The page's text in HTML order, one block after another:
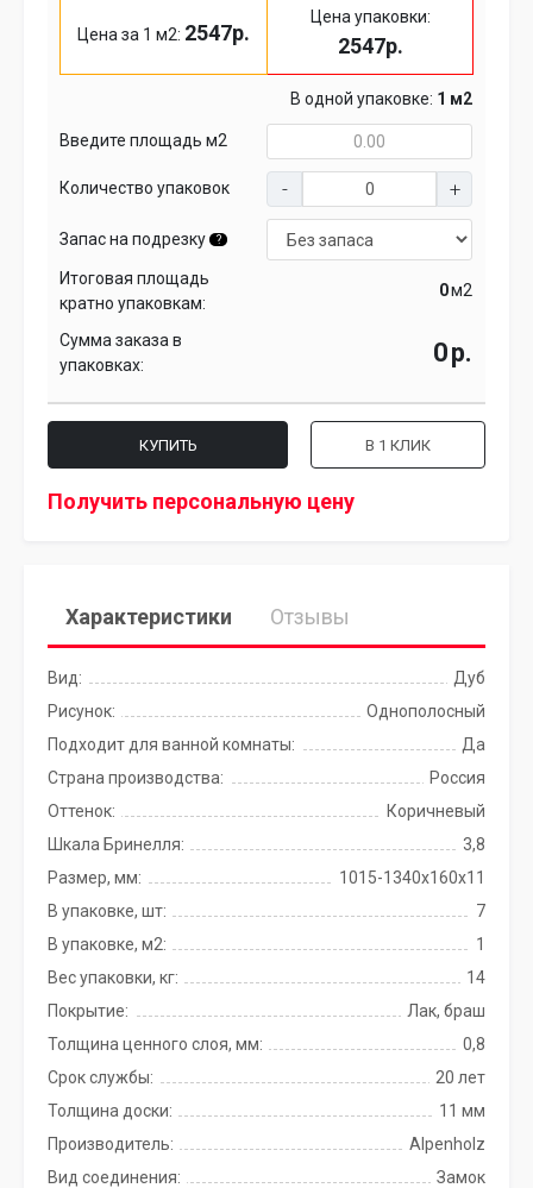
Цена за 1 м2: 2547р.
Цена упаковки:
2547р.
В одной упаковке: 1 м2
Введите площадь м2
Количество упаковок
Запас на подрезку ?
Итоговая площадь
кратно упаковкам:
м2
Сумма заказа в
упаковках:
р.
КУПИТЬ В 1 КЛИК
Получить персональную цену
Характеристики Отзывы
Вид:
Дуб
Рисунок:
Однополосный
Подходит для ванной комнаты:
Да
Страна производства:
Россия
Оттенок:
Коричневый
Шкала Бринелля:
3,8
Размер, мм:
1015-1340х160х11
В упаковке, шт:
7
В упаковке, м2:
1
Вес упаковки, кг:
14
Покрытие:
Лак, браш
Толщина ценного слоя, мм:
0,8
Срок службы:
20 лет
Толщина доски:
11 мм
Производитель:
Alpenholz
Вид соединения:
Замок